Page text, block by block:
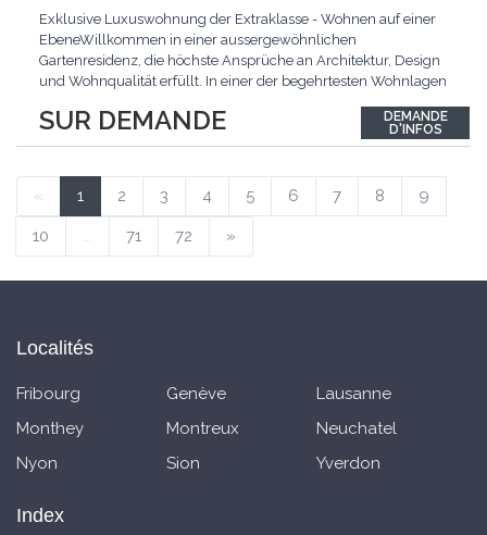
SUR DEMANDE
Exklusive Luxuswohnung der Extraklasse - Wohnen auf einer
EbeneWillkommen in einer aussergewöhnlichen
Gartenresidenz, die höchste Ansprüche an Architektur, Design
und Wohnqualität erfüllt. In einer der begehrtesten Wohnlagen
exklusives Zuhause mit über 230 m² Wohnfläche, das
Grosszügigkeit, Privatsphäre und zeitlose Eleganz auf
DEMANDE
D'INFOS
« 1 2 3 4 5 6 7 8 9
10 ... 71 72 »
Localités
Fribourg Genève
Lausanne
Monthey
Montreux
Neuchatel
Nyon
Sion Yverdon
Index